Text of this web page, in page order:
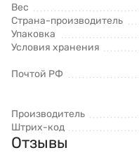
Вес
Страна-производитель
Упаковка
Условия хранения
Почтой РФ
Производитель
Штрих-код
Отзывы